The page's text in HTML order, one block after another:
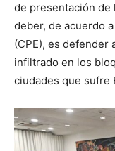
de presentación de
deber, de acuerdo
(CPE), es defender
infiltrado en los
ciudades que sufre